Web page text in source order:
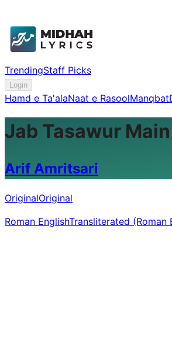
TrendingStaff Picks
Login
Hamd e Ta'alaNaat e RasoolManqbat
Jab Tasawur
Arif Amritsari
OriginalOriginal
Roman EnglishTransliterated (Roman